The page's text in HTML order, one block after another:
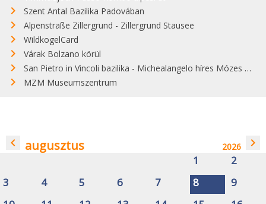
Szent Antal Bazilika Padovában
Alpenstraße Zillergrund - Zillergrund Stausee
WildkogelCard
Várak Bolzano körül
San Pietro in Vincoli bazilika - Michealangelo híres Mózes szobra
MZM Museumszentrum
navigate_before augusztus 2026 navigate_next
1
2
3
4 5 6 7 8
9